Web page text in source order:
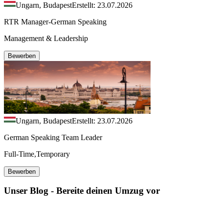
Ungarn, BudapestErstellt: 23.07.2026
RTR Manager-German Speaking
Management & Leadership
Bewerben
Ungarn, BudapestErstellt: 23.07.2026
German Speaking Team Leader
Full-Time,Temporary
Bewerben
Unser Blog - Bereite deinen Umzug vor